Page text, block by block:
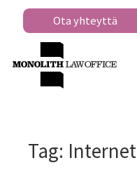
Ota yhteyttä
Tag: Internet